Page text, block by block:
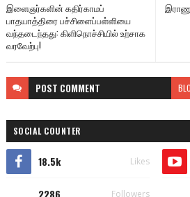
இளைஞர்களின் கதிர்காமப்
பாதயாத்திரை பச்சிளைப்பள்ளியை
வந்தடைந்தது: கிளிநொச்சியில் உற்சாக
வரவேற்பு!
POST COMMENT
SOCIAL COUNTER
18.5k Likes
2286 Followers